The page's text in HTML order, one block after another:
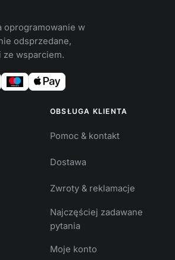
oprogramowanie w
odsprzedane,
wsparciem.
OBSŁUGA KLIENTA
Pomoc & kontakt
Dostawa
Zwroty & reklamacje
Najczęściej zadawane
pytania
Moje konto